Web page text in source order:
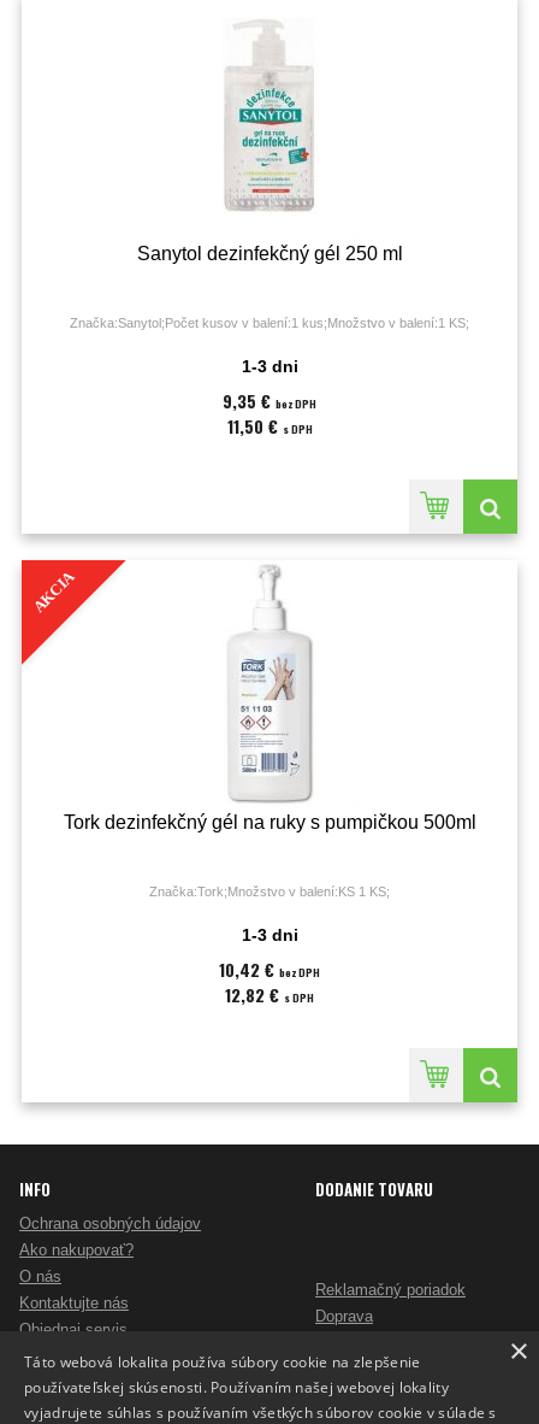
Sanytol dezinfekčný gél 250 ml
Značka:Sanytol;Počet kusov v balení:1 kus;Množstvo v balení:1 KS;
1-3 dni
9,35 € bez DPH
11,50 € s DPH
AKCIA
Tork dezinfekčný gél na ruky s pumpičkou 500ml
Značka:Tork;Množstvo v balení:KS 1 KS;
1-3 dni
10,42 € bez DPH
12,82 € s DPH
INFO DODANIE TOVARU
Ochrana osobných údajov
Ako nakupovať?
O nás
Kontaktujte nás
Objednaj servis
Pošlite mi ponuku
Ako vybrať skartovač?
Nezáväzný dopyt na reklamné predmety
Reklamačný poriadok
Doprava
Alternatívne riešenie sporov
Odstúpenie od zmluvy
×
Táto webová lokalita používa súbory cookie na zlepšenie
používateľskej skúsenosti. Používaním našej webovej lokality
vyjadrujete súhlas s používaním všetkých súborov cookie v súlade s